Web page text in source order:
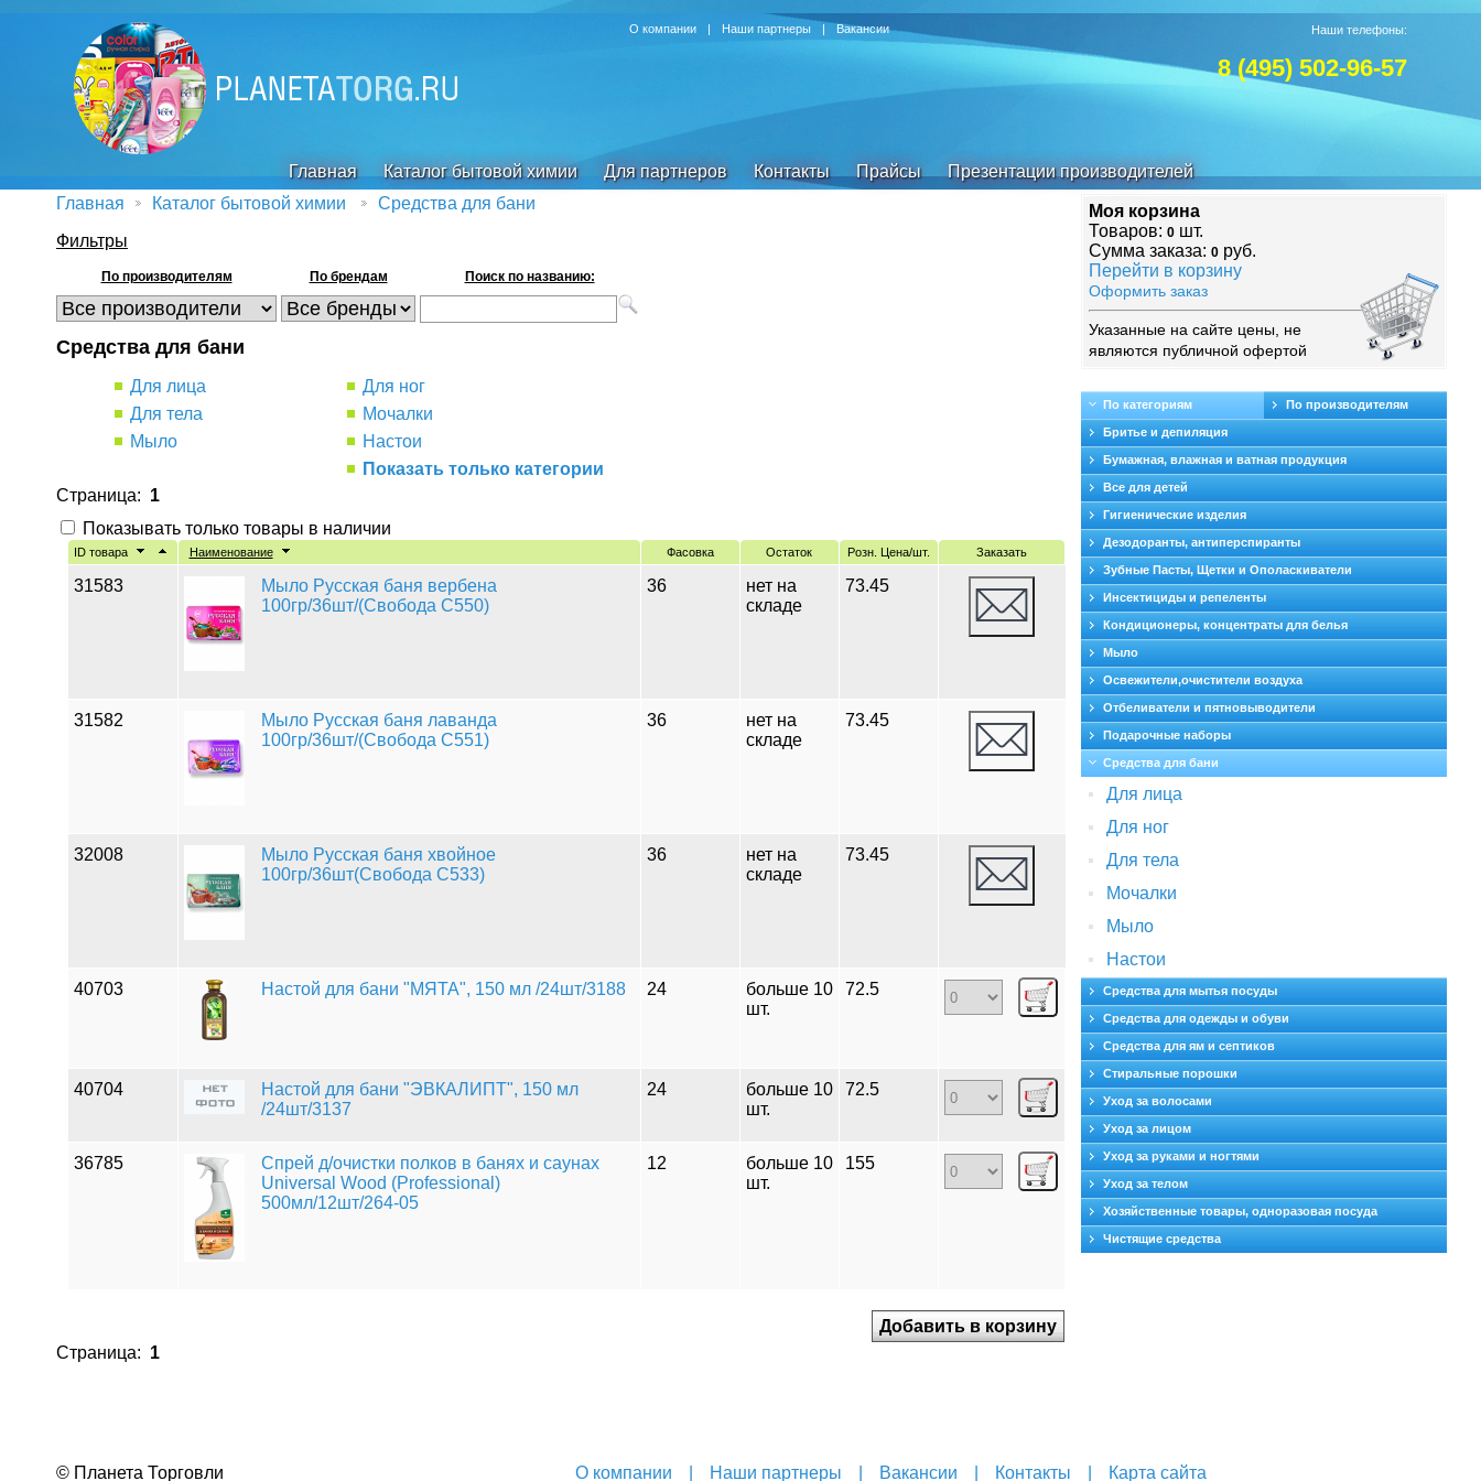
Наши телефоны:
8 (495) 502-96-57
О компании | Наши партнеры | Вакансии
Главная Каталог бытовой химии Для партнеров Контакты Прайсы
Презентации производителей
Главная
Каталог бытовой химии
Средства для бани
Фильтры
По производителям По брендам Поиск по названию:
Средства для бани
Для лица
Для ног
Для тела
Мочалки
Мыло
Настои
Показать только категории
Страница: 1
Показывать только товары в наличии
ID товара Наименование Фасовка Остаток Розн. Цена/шт. Заказать
31583
Мыло Русская баня вербена
100гр/36шт/(Свобода С550)
36
нет на
складе
73.45
31582
Мыло Русская баня лаванда
100гр/36шт/(Свобода С551)
36
нет на
складе
73.45
32008
Мыло Русская баня хвойное
100гр/36шт(Свобода С533)
36
нет на
складе
73.45
40703 Настой для бани "МЯТА", 150 мл /24шт/3188 24
больше 10
шт.
72.5
40704
Настой для бани "ЭВКАЛИПТ", 150 мл
/24шт/3137
24
больше 10
шт.
72.5
36785
Спрей д/очистки полков в банях и саунах
Universal Wood (Professional)
500мл/12шт/264-05
12
больше 10
шт.
155
Страница: 1
Моя корзина
Товаров: 0 шт.
Сумма заказа: 0 руб.
Перейти в корзину
Оформить заказ
Указанные на сайте цены, не
являются публичной офертой
По категориям По производителям
Бритье и депиляция
Бумажная, влажная и ватная продукция
Все для детей
Гигиенические изделия
Дезодоранты, антиперспиранты
Зубные Пасты, Щетки и Ополаскиватели
Инсектициды и репеленты
Кондиционеры, концентраты для белья
Мыло
Освежители,очистители воздуха
Отбеливатели и пятновыводители
Подарочные наборы
Средства для бани
Для лица
Для ног
Для тела
Мочалки
Мыло
Настои
Средства для мытья посуды
Средства для одежды и обуви
Средства для ям и септиков
Стиральные порошки
Уход за волосами
Уход за лицом
Уход за руками и ногтями
Уход за телом
Хозяйственные товары, одноразовая посуда
Чистящие средства
© Планета Торговли О компании Наши партнеры Вакансии Контакты Карта сайта